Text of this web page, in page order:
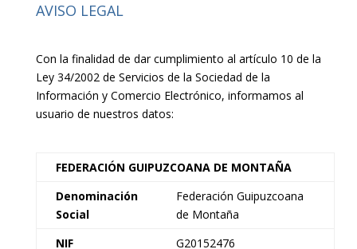
AVISO LEGAL
Con la finalidad de dar cumplimiento al artículo 10 de la
Ley 34/2002 de Servicios de la Sociedad de la
Información y Comercio Electrónico, informamos al
usuario de nuestros datos:
FEDERACIÓN GUIPUZCOANA DE MONTAÑA
Denominación
Social
Federación Guipuzcoana
de Montaña
NIF
G20152476